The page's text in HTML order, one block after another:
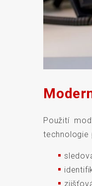
Použití
technologie